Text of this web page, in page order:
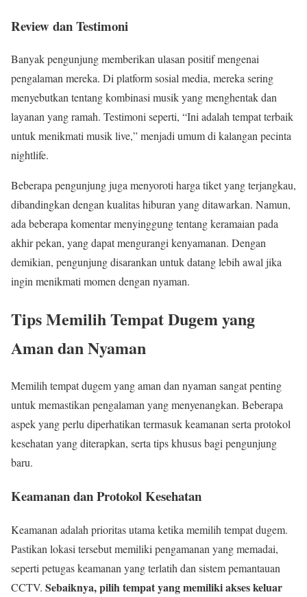
Review dan Testimoni
Banyak pengunjung memberikan ulasan positif mengenai
pengalaman mereka. Di platform sosial media, mereka sering
menyebutkan tentang kombinasi musik yang menghentak dan
layanan yang ramah. Testimoni seperti, “Ini adalah tempat terbaik
untuk menikmati musik live,” menjadi umum di kalangan pecinta
nightlife.
Beberapa pengunjung juga menyoroti harga tiket yang terjangkau,
dibandingkan dengan kualitas hiburan yang ditawarkan. Namun,
ada beberapa komentar menyinggung tentang keramaian pada
akhir pekan, yang dapat mengurangi kenyamanan. Dengan
demikian, pengunjung disarankan untuk datang lebih awal jika
ingin menikmati momen dengan nyaman.
Tips Memilih Tempat Dugem yang
Aman dan Nyaman
Memilih tempat dugem yang aman dan nyaman sangat penting
untuk memastikan pengalaman yang menyenangkan. Beberapa
aspek yang perlu diperhatikan termasuk keamanan serta protokol
kesehatan yang diterapkan, serta tips khusus bagi pengunjung
baru.
Keamanan dan Protokol Kesehatan
Keamanan adalah prioritas utama ketika memilih tempat dugem.
Pastikan lokasi tersebut memiliki pengamanan yang memadai,
seperti petugas keamanan yang terlatih dan sistem pemantauan
CCTV. Sebaiknya, pilih tempat yang memiliki akses keluar